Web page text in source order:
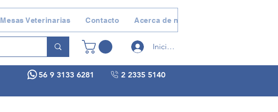
Mesas Veterinarias Contacto Acerca de nosotros
Iniciar sesión
2 2335 5140
56 9 3133 6281